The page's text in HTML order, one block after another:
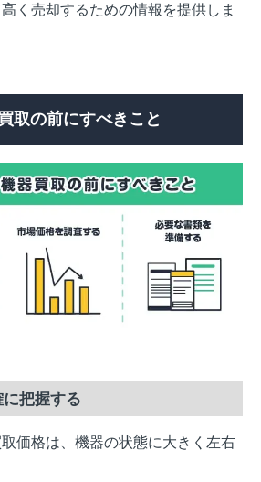
く売却するための情報を提供しま
取の前にすべきこと
把握する
価格は、機器の状態に大きく左右